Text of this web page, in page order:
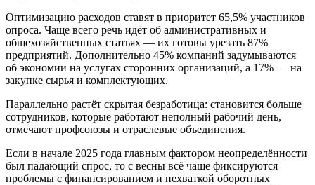
Оптимизацию расходов ставят в приоритет 65,5% участников
опроса. Чаще всего речь идёт об административных и
общехозяйственных статьях — их готовы урезать 87%
предприятий. Дополнительно 45% компаний задумываются
об экономии на услугах сторонних организаций, а 17% — на
закупке сырья и комплектующих.
Параллельно растёт скрытая безработица: становится больше
сотрудников, которые работают неполный рабочий день,
отмечают профсоюзы и отраслевые объединения.
Если в начале 2025 года главным фактором неопределённости
был падающий спрос, то с весны всё чаще фиксируются
проблемы с финансированием и нехваткой оборотных